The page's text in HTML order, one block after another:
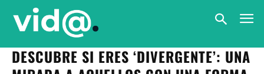
DESCUBRE SI ERES ‘DIVERGENTE’: UNA